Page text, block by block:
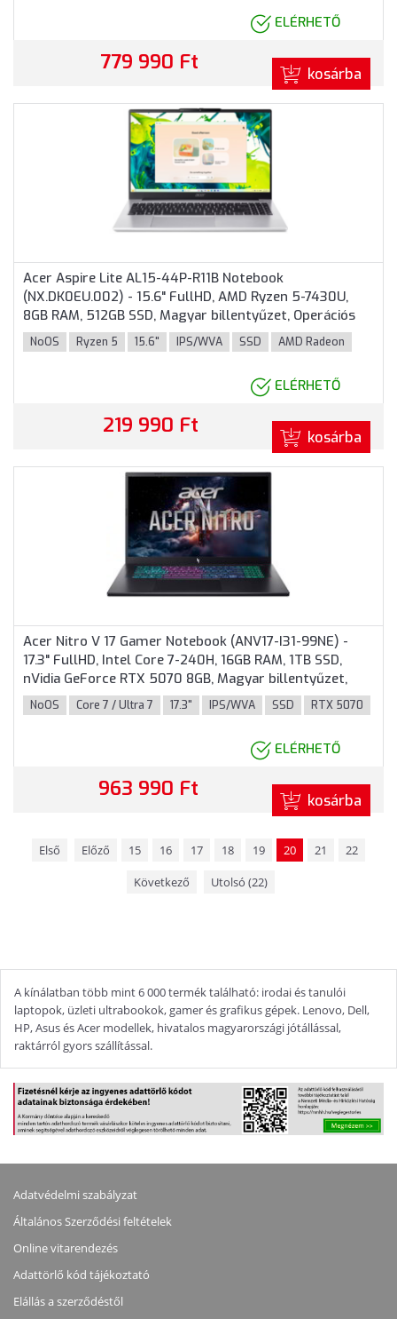
ELÉRHETŐ
779 990 Ft kosárba
Acer Aspire Lite AL15-44P-R11B Notebook
(NX.DK0EU.002) - 15.6" FullHD, AMD Ryzen 5-7430U,
8GB RAM, 512GB SSD, Magyar billentyűzet, Operációs
rendszer nélkül, 3 év garancia, Ezüst színben
NoOS Ryzen 5 15.6" IPS/WVA SSD AMD Radeon
ELÉRHETŐ
219 990 Ft kosárba
Acer Nitro V 17 Gamer Notebook (ANV17-I31-99NE) -
17.3" FullHD, Intel Core 7-240H, 16GB RAM, 1TB SSD,
nVidia GeForce RTX 5070 8GB, Magyar billentyűzet,
Operációs rendszer nélkül, 3 év garancia, Fekete
színben
NoOS Core 7 / Ultra 7 17.3" IPS/WVA SSD RTX 5070
ELÉRHETŐ
963 990 Ft kosárba
Első Előző 15 16 17 18 19 20 21
22
Következő
Utolsó (22)
A kínálatban több mint 6 000 termék található: irodai és tanulói
laptopok, üzleti ultrabookok, gamer és grafikus gépek. Lenovo, Dell,
HP, Asus és Acer modellek, hivatalos magyarországi jótállással,
raktárról gyors szállítással.
Adatvédelmi szabályzat
Általános Szerződési feltételek
Online vitarendezés
Adattörlő kód tájékoztató
Elállás a szerződéstől